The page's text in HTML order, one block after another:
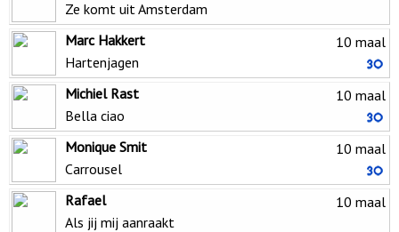
Ze komt uit Amsterdam
10 maal
Marc Hakkert
Hartenjagen
10 maal
Michiel Rast
Bella ciao
10 maal
Monique Smit
Carrousel
10 maal
Rafael
Als jij mij aanraakt